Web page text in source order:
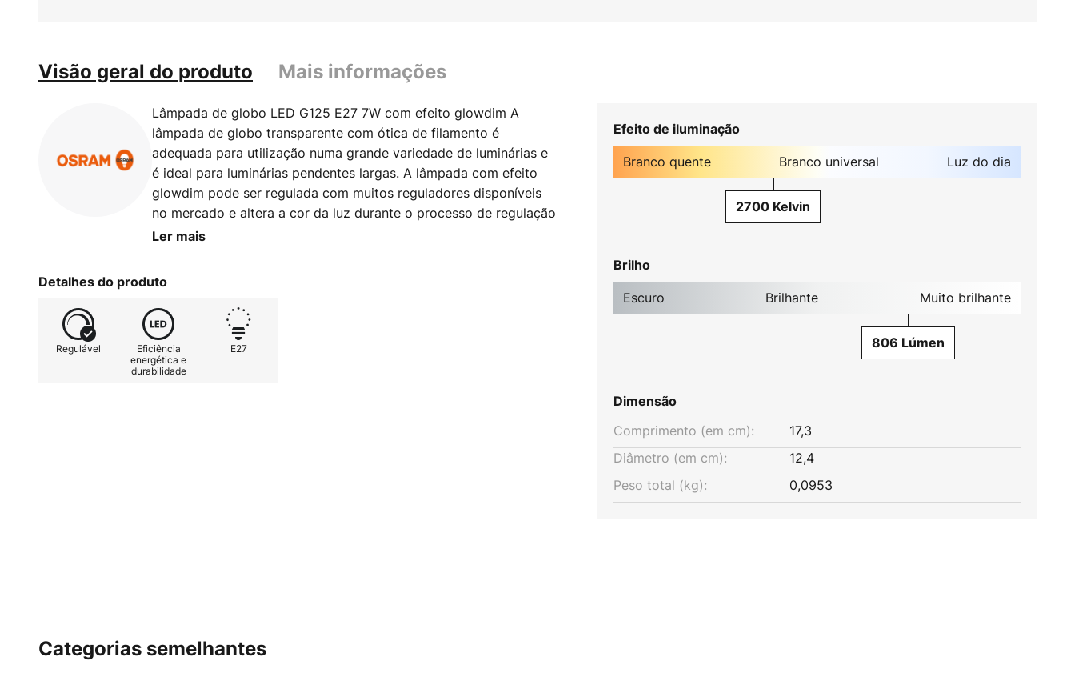
Visão geral do produto Mais informações
Lâmpada de globo LED G125 E27 7W com efeito glowdim A
lâmpada de globo transparente com ótica de filamento é
adequada para utilização numa grande variedade de luminárias e
é ideal para luminárias pendentes largas. A lâmpada com efeito
glowdim pode ser regulada com muitos reguladores disponíveis
no mercado e altera a cor da luz durante o processo de regulação
da intensidade da luz - quanto mais a luz é regulada, mais quente
intensidade da luz) - muito resistente a comutações com até
100.000 ciclos de comutação - valor comparativo da lâmpada
incandescente 60 watts
Ler mais
Detalhes do produto
Regulável
Eficiência
energética e
durabilidade
E27
Efeito de iluminação
Branco quente Branco universal Luz do dia
2700 Kelvin
Brilho
Escuro Brilhante Muito brilhante
806 Lúmen
Dimensão
Comprimento (em cm):
17,3
Diâmetro (em cm):
12,4
Peso total (kg):
0,0953
Categorias semelhantes